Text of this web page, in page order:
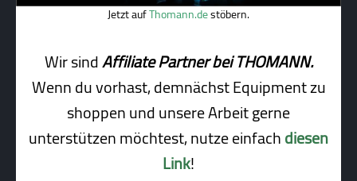
Jetzt aufThomann.destöbern.
Wir sindAffiliate Partner bei THOMANN.
Wenn du vorhast, demnächst Equipment zu
shoppen und unsere Arbeit gerne
unterstützen möchtest, nutze einfachdiesen
Link!